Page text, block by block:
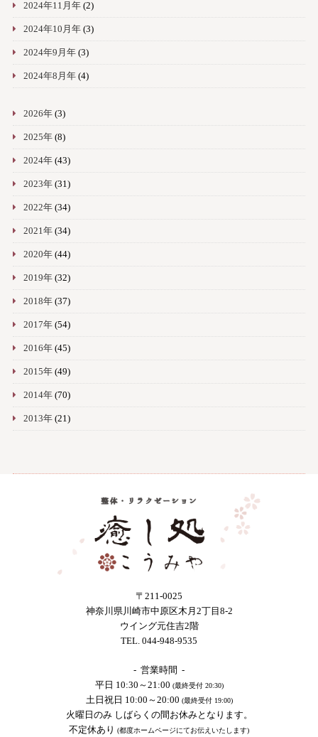
2024年11月年(2)
2024年10月年(3)
2024年9月年(3)
2024年8月年(4)
2026年(3)
2025年(8)
2024年(43)
2023年(31)
2022年(34)
2021年(34)
2020年(44)
2019年(32)
2018年(37)
2017年(54)
2016年(45)
2015年(49)
2014年(70)
2013年(21)
〒211-0025
神奈川県川崎市中原区木月2丁目8-2
ウイング元住吉2階
TEL. 044-948-9535
- 営業時間 -
平日 10:30～21:00 (最終受付 20:30)
土日祝日 10:00～20:00 (最終受付 19:00)
火曜日のみ しばらくの間お休みとなります。
不定休あり (都度ホームページにてお伝えいたします)